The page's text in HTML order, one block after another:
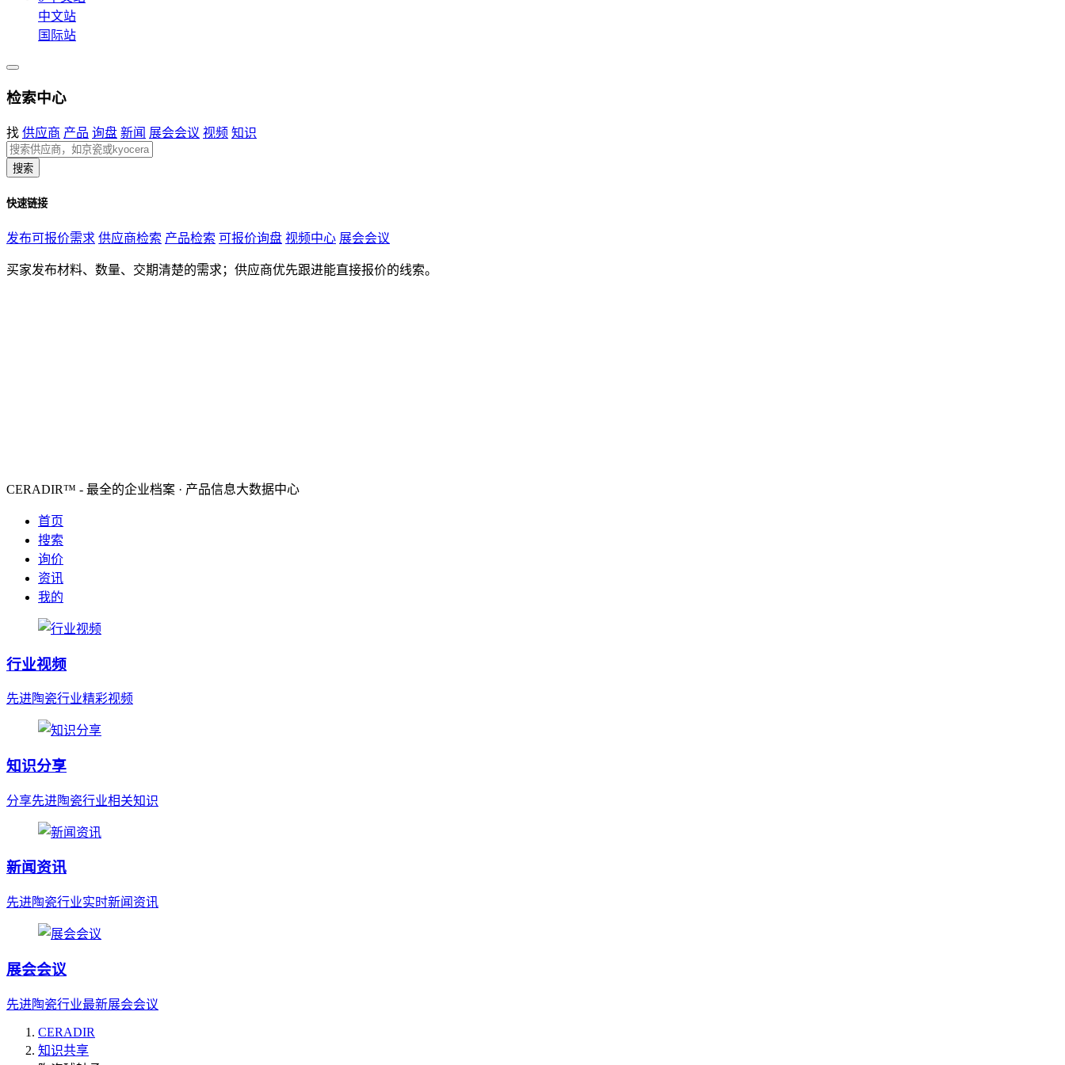
中文站
国际站
检索中心
找 供应商 产品 询盘 新闻 展会会议 视频 知识
搜索
快速链接
发布可报价需求 供应商检索 产品检索 可报价询盘 视频中心 展会会议
买家发布材料、数量、交期清楚的需求；供应商优先跟进能直接报价的线索。
CERADIR™ - 最全的企业档案 · 产品信息大数据中心
首页
搜索
询价
资讯
我的
行业视频
先进陶瓷行业精彩视频
知识分享
分享先进陶瓷行业相关知识
新闻资讯
先进陶瓷行业实时新闻资讯
展会会议
先进陶瓷行业最新展会会议
CERADIR
知识共享